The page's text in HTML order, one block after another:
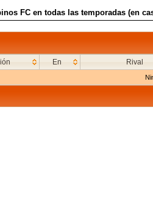
FC en todas las temporadas (en
En Rival